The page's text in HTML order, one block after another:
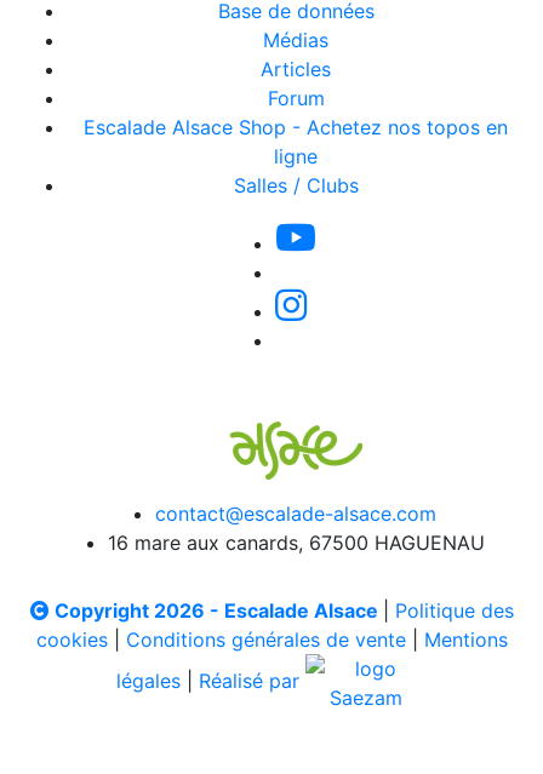
Base de données
Médias
Articles
Forum
Escalade Alsace Shop - Achetez nos topos en
ligne
Salles / Clubs
contact@escalade-alsace.com
16 mare aux canards, 67500 HAGUENAU
Copyright 2026 - Escalade Alsace
Politique des
cookies| Conditions générales de vente| Mentions
légales
Réalisé par